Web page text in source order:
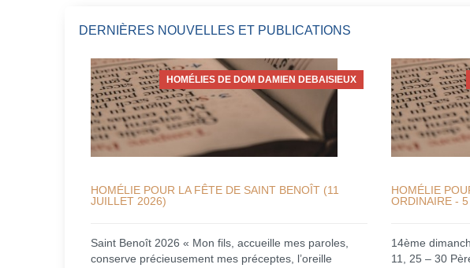
DERNIÈRES NOUVELLES ET PUBLICATIONS
HOMÉLIES DE DOM DAMIEN DEBAISIEUX
HOMÉLIE POUR LA FÊTE DE SAINT BENOÎT (11
JUILLET 2026)
Saint Benoît 2026 « Mon fils, accueille mes paroles,
conserve précieusement mes préceptes, l’oreille
HOMÉLIE
ORDINAIRE -
14ème
11, 25 – 30